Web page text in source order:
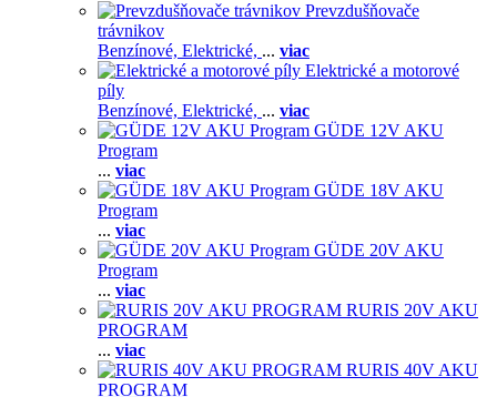
Prevzdušňovače
trávnikov
Benzínové, Elektrické, ... viac
Elektrické a motorové
píly
Benzínové, Elektrické, ... viac
GÜDE 12V AKU
Program
... viac
GÜDE 18V AKU
Program
... viac
GÜDE 20V AKU
Program
... viac
RURIS 20V AKU
PROGRAM
... viac
RURIS 40V AKU
PROGRAM